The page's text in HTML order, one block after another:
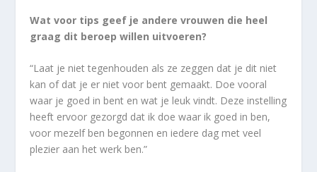
Wat voor tips geef je andere vrouwen die heel
graag dit beroep willen uitvoeren?
“Laat je niet tegenhouden als ze zeggen dat je dit niet
kan of dat je er niet voor bent gemaakt. Doe vooral
waar je goed in bent en wat je leuk vindt. Deze instelling
heeft ervoor gezorgd dat ik doe waar ik goed in ben,
voor mezelf ben begonnen en iedere dag met veel
plezier aan het werk ben.”